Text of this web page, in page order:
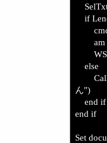
SelTxt
if
am
else
Call
ん")
end if
end if
Set